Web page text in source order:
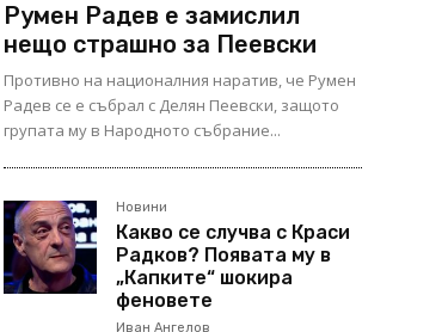
Румен Радев е замислил
нещо страшно за Пеевски
Противно на националния наратив, че Румен
Радев се е събрал с Делян Пеевски, защото
групата му в Народното събрание...
Новини
Какво се случва с Краси
Радков? Появата му в
„Капките“ шокира
феновете
Иван Ангелов